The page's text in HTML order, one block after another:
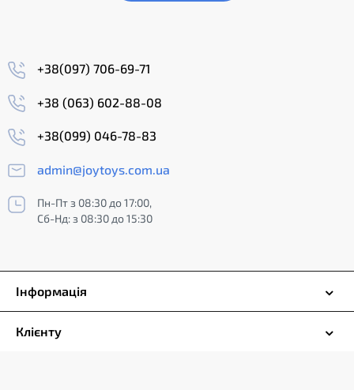
+38(097) 706-69-71
+38 (063) 602-88-08
+38(099) 046-78-83
admin@joytoys.com.ua
Пн-Пт з 08:30 до 17:00,
Сб-Нд: з 08:30 до 15:30
Інформація
Клієнту